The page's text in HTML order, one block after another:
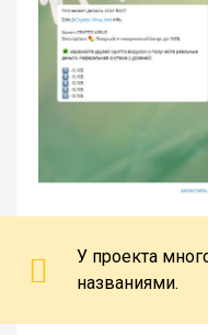
У проекта
названиями.